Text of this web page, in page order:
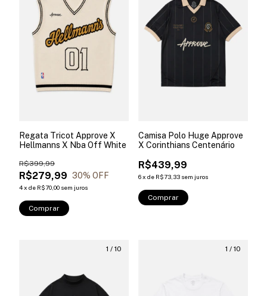
Regata Tricot Approve X
Hellmanns X Nba Off White
R$279,99
R$399,99
30% OFF
4x de R$70,00 sem juros
Comprar
Camisa Polo Huge Approve
X Corinthians Centenário
R$439,99
6x de R$73,33 sem juros
Comprar
1 / 10 1 / 10